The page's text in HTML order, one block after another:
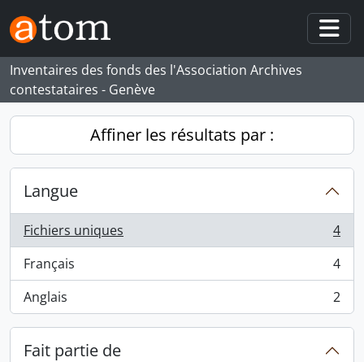
Skip to main content
Inventaires des fonds des l'Association Archives
contestataires - Genève
Affiner les résultats par :
Langue
Fichiers uniques
, 4 résultats
4
Français
, 4 résultats
4
Anglais
, 2 résultats 2
Fait partie de